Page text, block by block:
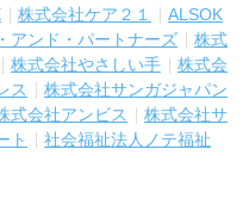
株式会社ケア２１
ALSOK
アンド・パートナーズ
株式
株式会社やさしい手
株式会
ス
株式会社サンガジャパン
式会社アンビス
株式会社サ
ト
社会福祉法人ノテ福祉